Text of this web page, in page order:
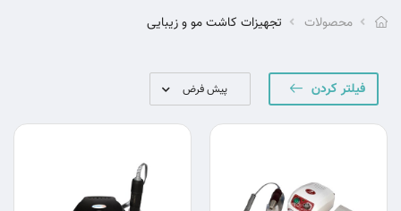
محصولات تجهیزات کاشت مو و زیبایی
فیلتر کردن